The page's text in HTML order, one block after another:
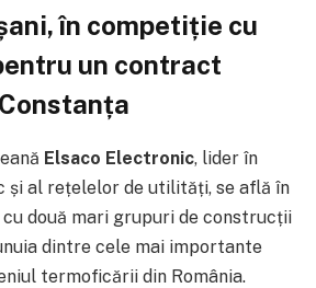
în competiție cu
un contract
Elsaco Electronic, lider în
și al rețelelor de utilități, se află în
două mari grupuri de construcții
dintre cele mai importante
termoficării din România.